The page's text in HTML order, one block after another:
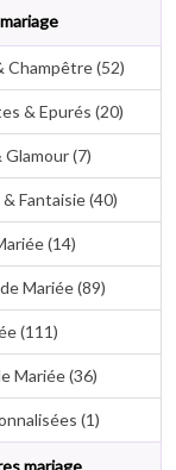
(52)
& Epurés (20)
(7)
Fantaisie (40)
(14)
Mariée (89)
(111)
Mariée (36)
(1)
mariage